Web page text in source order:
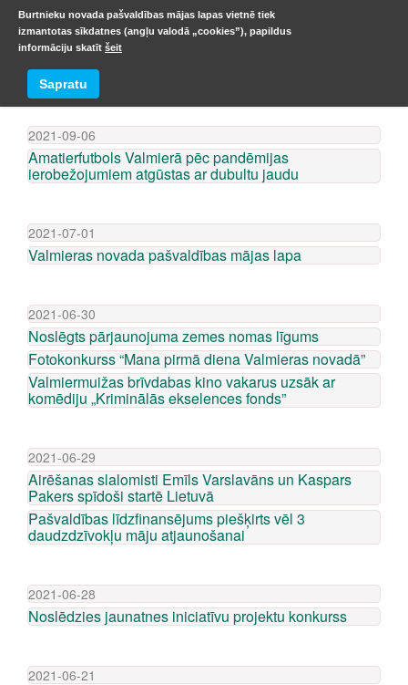
ZIŅU ARHĪVS
2021-09-06
Amatierfutbols Valmierā pēc pandēmijas
ierobežojumiem atgūstas ar dubultu jaudu
2021-07-01
Valmieras novada pašvaldības mājas lapa
2021-06-30
Noslēgts pārjaunojuma zemes nomas līgums
Fotokonkurss “Mana pirmā diena Valmieras novadā”
Valmiermuižas brīvdabas kino vakarus uzsāk ar
komēdiju „Kriminālās ekselences fonds”
2021-06-29
Airēšanas slalomisti Emīls Varslavāns un Kaspars
Pakers spīdoši startē Lietuvā
Pašvaldības līdzfinansējums piešķirts vēl 3
daudzdzīvokļu māju atjaunošanai
2021-06-28
Noslēdzies jaunatnes iniciatīvu projektu konkurss
2021-06-21
Burtnieku novada pašvaldības mājas lapas vietnē tiek
izmantotas sīkdatnes (angļu valodā „cookies”), papildus
informāciju skatīt šeit
Sapratu